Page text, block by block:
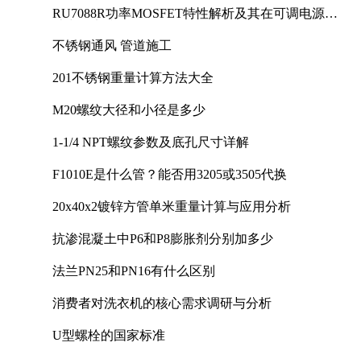
RU7088R功率MOSFET特性解析及其在可调电源设
不锈钢通风 管道施工
201不锈钢重量计算方法大全
M20螺纹大径和小径是多少
1-1/4 NPT螺纹参数及底孔尺寸详解
F1010E是什么管？能否用3205或3505代换
20x40x2镀锌方管单米重量计算与应用分析
抗渗混凝土中P6和P8膨胀剂分别加多少
法兰PN25和PN16有什么区别
消费者对洗衣机的核心需求调研与分析
U型螺栓的国家标准